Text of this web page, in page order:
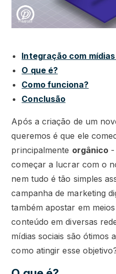
Integração com
O que é?
Como funciona?
Conclusão
Após a criação de um
queremos é que ele
principalmente orgânico -
começar a lucrar com o
nem tudo é tão simples
campanha de marketing
também apostar em
conteúdo em diversas
mídias sociais são ótimos
como atingir esse